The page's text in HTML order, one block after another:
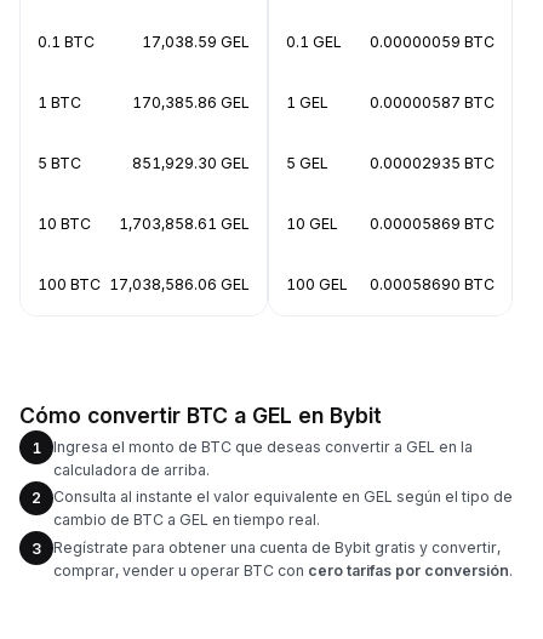
0.1 BTC 17,038.59 GEL
1 BTC 170,385.86 GEL
5 BTC 851,929.30 GEL
10 BTC 1,703,858.61 GEL
100 BTC 17,038,586.06 GEL
0.1 GEL 0.00000059 BTC
1 GEL 0.00000587 BTC
5 GEL 0.00002935 BTC
10 GEL 0.00005869 BTC
100 GEL 0.00058690 BTC
Cómo convertir BTC a GEL en Bybit
1
Ingresa el monto de BTC que deseas convertir a GEL en la
calculadora de arriba.
2
Consulta al instante el valor equivalente en GEL según el tipo de
cambio de BTC a GEL en tiempo real.
3
Regístrate para obtener una cuenta de Bybit gratis y convertir,
comprar, vender u operar BTC con cero tarifas por conversión.